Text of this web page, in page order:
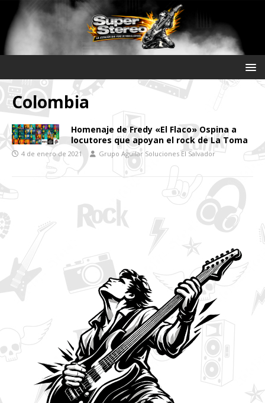
Colombia
Homenaje de Fredy «El Flaco» Ospina a
locutores que apoyan el rock de La Toma
4 de enero de 2021 Grupo Aguilar Soluciones El Salvador